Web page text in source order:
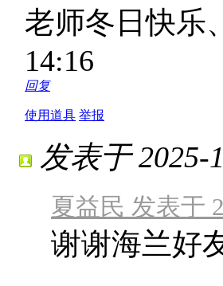
老师冬日快
14:16
回复
使用道具 举报
发表于 2025-
夏益民 发表于
谢谢海兰好